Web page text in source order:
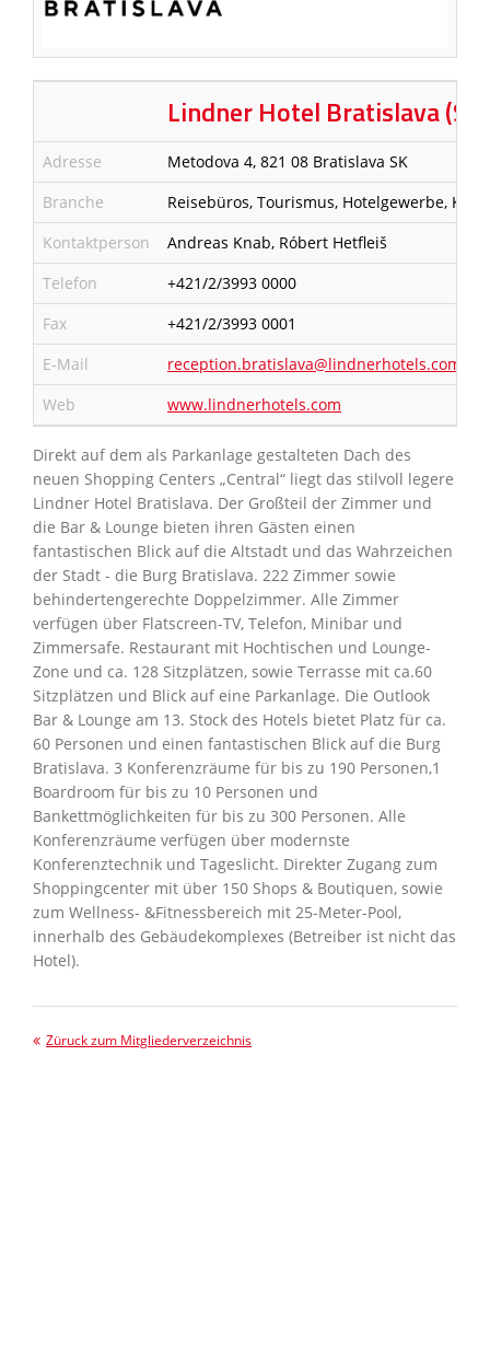
Lindner Hotel Bratislava
Adresse
Metodova 4, 821 08 Bratislava SK
Branche
Reisebüros, Tourismus, Hotelgewerbe,
Kontaktperson
Andreas Knab, Róbert Hetfleiš
Telefon
+421/2/3993 0000
Fax
+421/2/3993 0001
E-Mail
reception.bratislava@lindnerhotels.com
Web
www.lindnerhotels.com
Direkt auf dem als Parkanlage gestalteten Dach des
neuen Shopping Centers „Central“ liegt das stilvoll legere
Lindner Hotel Bratislava. Der Großteil der Zimmer und
die Bar & Lounge bieten ihren Gästen einen
fantastischen Blick auf die Altstadt und das Wahrzeichen
der Stadt - die Burg Bratislava. 222 Zimmer sowie
behindertengerechte Doppelzimmer. Alle Zimmer
verfügen über Flatscreen-TV, Telefon, Minibar und
Zimmersafe. Restaurant mit Hochtischen und Lounge-
Zone und ca. 128 Sitzplätzen, sowie Terrasse mit ca.60
Sitzplätzen und Blick auf eine Parkanlage. Die Outlook
Bar & Lounge am 13. Stock des Hotels bietet Platz für ca.
60 Personen und einen fantastischen Blick auf die Burg
Bratislava. 3 Konferenzräume für bis zu 190 Personen,1
Boardroom für bis zu 10 Personen und
Bankettmöglichkeiten für bis zu 300 Personen. Alle
Konferenzräume verfügen über modernste
Konferenztechnik und Tageslicht. Direkter Zugang zum
Shoppingcenter mit über 150 Shops & Boutiquen, sowie
zum Wellness- &Fitnessbereich mit 25-Meter-Pool,
innerhalb des Gebäudekomplexes (Betreiber ist nicht das
Hotel).
Züruck zum Mitgliederverzeichnis